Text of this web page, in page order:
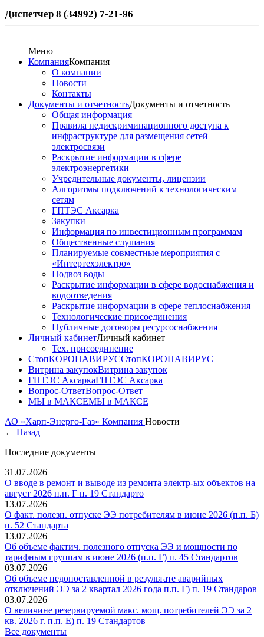
Диспетчер 8 (34992) 7-21-96
Меню
КомпанияКомпания
О компании
Новости
Контакты
Документы и отчетностьДокументы и отчетность
Общая информация
Правила недискриминационного доступа к
инфраструктуре для размещения сетей
электросвязи
Раскрытие информации в сфере
электроэнергетики
Учредительные документы, лицензии
Алгоритмы подключений к технологическим
сетям
ГПТЭС Аксарка
Закупки
Информация по инвестиционным программам
Общественные слушания
Планируемые совместные мероприятия с
«Интертехэлектро»
Подвоз воды
Раскрытие информации в сфере водоснабжения и
водоотведения
Раскрытие информации в сфере теплоснабжения
Технологические присоединения
Публичные договоры ресурсоснабжения
Личный кабинетЛичный кабинет
Тех. присоединение
СтопКОРОНАВИРУССтопКОРОНАВИРУС
Витрина закупокВитрина закупок
ГПТЭС АксаркаГПТЭС Аксарка
Вопрос-ОтветВопрос-Ответ
МЫ в МАКСЕМЫ в МАКСЕ
АО «Харп-Энерго-Газ» Компания Новости
← Назад
Последние документы
31.07.2026
О вводе в ремонт и выводе из ремонта электр-ых объектов на
август 2026 п.п. Г п. 19 Стандарто
13.07.2026
О факт. полезн. отпуске ЭЭ потребителям в июне 2026 (п.п. Б)
п. 52 Стандарта
13.07.2026
Об объеме фактич. полезного отпуска ЭЭ и мощности по
тарифным группам в июне 2026 (п.п. Г) п. 45 Стандартов
03.07.2026
Об объеме недопоставленной в результате аварийных
отключений ЭЭ за 2 квартал 2026 года п.п. Г) п. 19 Стандаров
03.07.2026
О величине резервируемой макс. мощ. потребителей ЭЭ за 2
кв. 2026 г. п.п. Е) п. 19 Стандартов
Все документы